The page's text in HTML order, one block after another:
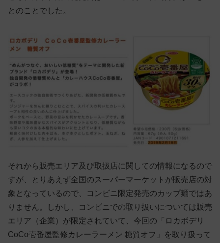
とのことでした。
それから販売エリア及び取扱店に関しての情報になるので
すが、とりあえず全国のスーパーマーケットが販売店の対
象となっているので、コンビニ限定発売のカップ麺ではあ
りません。しかし、コンビニでの取り扱いについては販売
エリア（企業）が限定されていて、今回の「ロカボデリ
CoCo壱番屋監修カレーラーメン 糖質オフ」を取り扱って